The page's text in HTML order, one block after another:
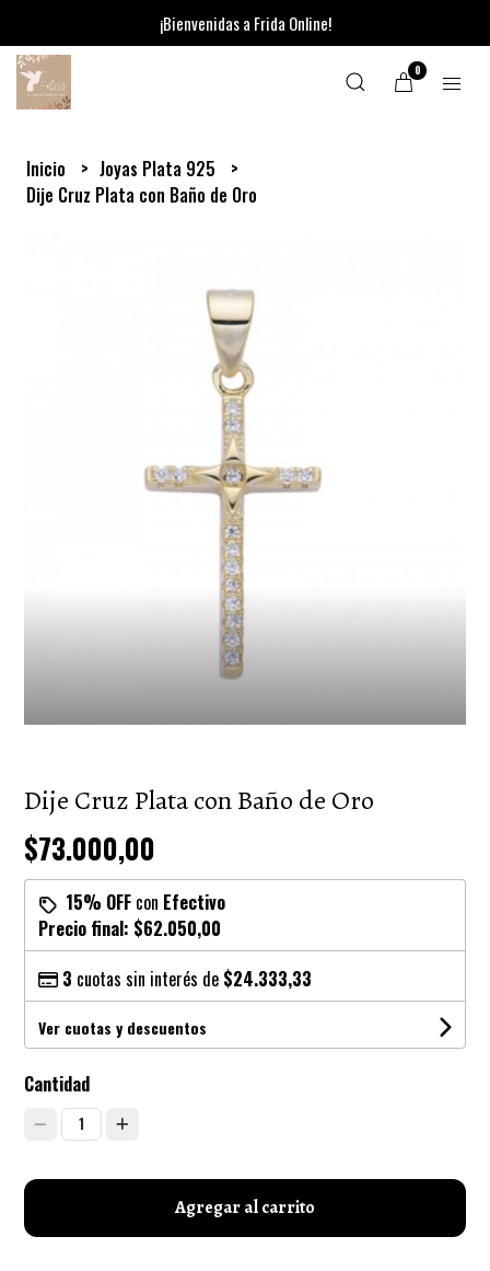
¡Bienvenidas a Frida Online!
0
Inicio
Joyas Plata 925
Dije Cruz Plata con Baño de Oro
Dije Cruz Plata con Baño de Oro
$73.000,00
15% OFF con Efectivo
Precio final: $62.050,00
3 cuotas sin interés de $24.333,33
Ver cuotas y descuentos
Cantidad
1
Agregar al carrito